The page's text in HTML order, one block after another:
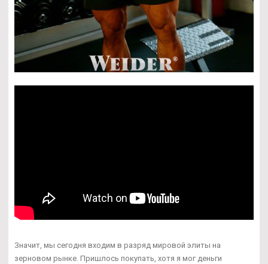
Значит, мы сегодня входим в разряд мировой элиты на
зерновом рынке. Пришлось покупать, хотя я мог деньги